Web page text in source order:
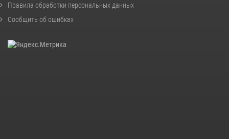
Правила обработки персональных данных
Сообщить об ошибках